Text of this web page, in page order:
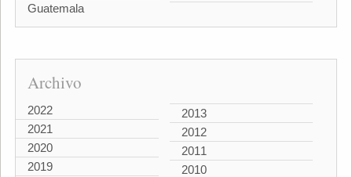
Guatemala
Archivo
2022
2021
2020
2019
2013
2012
2011
2010